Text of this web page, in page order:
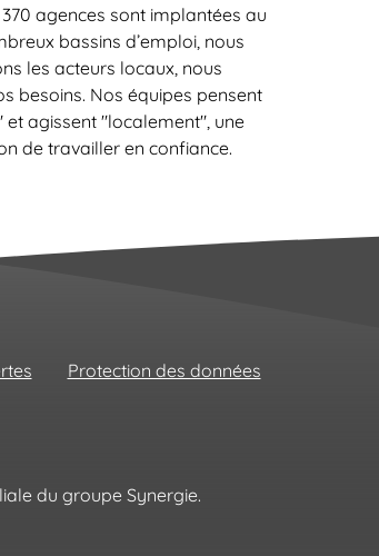
agences sont implantées au
bassins d’emploi, nous
les acteurs locaux, nous
besoins. Nos équipes pensent
agissent "localement", une
de travailler en confiance.
Protection des données
du groupe Synergie.